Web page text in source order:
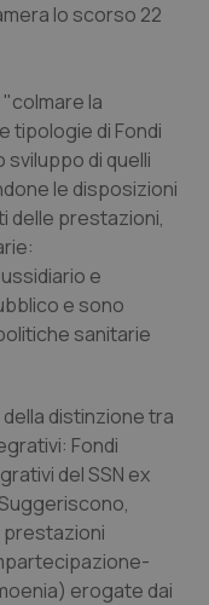
lo scorso 22
la
tipologie di Fondi
sviluppo di quelli
le disposizioni
delle prestazioni,
e
e sono
sanitarie
distinzione tra
Fondi
del SSN ex
prestazioni
erogate dai